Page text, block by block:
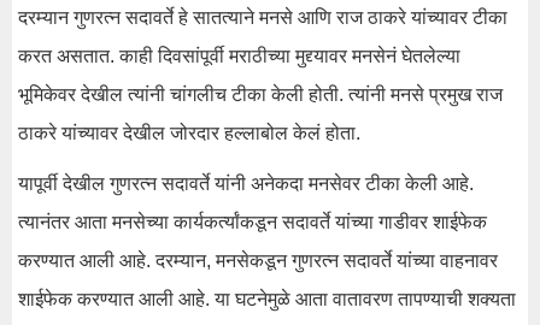
दरम्यान गुणरत्न सदावर्ते हे सातत्याने मनसे आणि राज ठाकरे यांच्यावर टीका
करत असतात. काही दिवसांपूर्वी मराठीच्या मुद्द्यावर मनसेनं घेतलेल्या
भूमिकेवर देखील त्यांनी चांगलीच टीका केली होती. त्यांनी मनसे प्रमुख राज
ठाकरे यांच्यावर देखील जोरदार हल्लाबोल केलं होता.
यापूर्वी देखील गुणरत्न सदावर्ते यांनी अनेकदा मनसेवर टीका केली आहे.
त्यानंतर आता मनसेच्या कार्यकर्त्यांकडून सदावर्ते यांच्या गाडीवर शाईफेक
करण्यात आली आहे. दरम्यान, मनसेकडून गुणरत्न सदावर्ते यांच्या वाहनावर
शाईफेक करण्यात आली आहे. या घटनेमुळे आता वातावरण तापण्याची शक्यता